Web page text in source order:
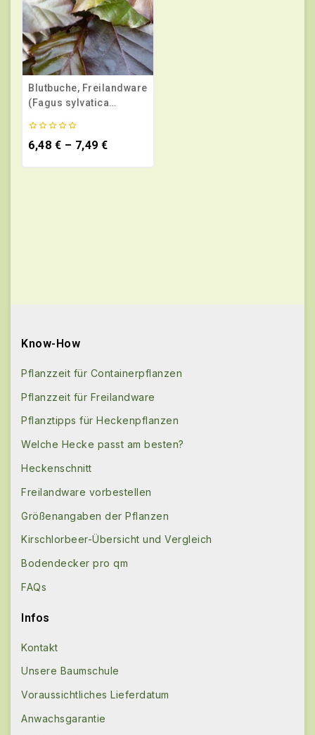
Blutbuche, Freilandware
(Fagus sylvatica
0
von
6,48 € – 7,49 €
Know-How
Pflanzzeit für Containerpflanzen
Pflanzzeit für Freilandware
Pflanztipps für Heckenpflanzen
Welche Hecke passt am besten?
Heckenschnitt
Freilandware vorbestellen
Größenangaben der Pflanzen
Kirschlorbeer-Übersicht und Vergleich
Bodendecker pro qm
FAQs
Infos
Kontakt
Unsere Baumschule
Voraussichtliches Lieferdatum
Anwachsgarantie